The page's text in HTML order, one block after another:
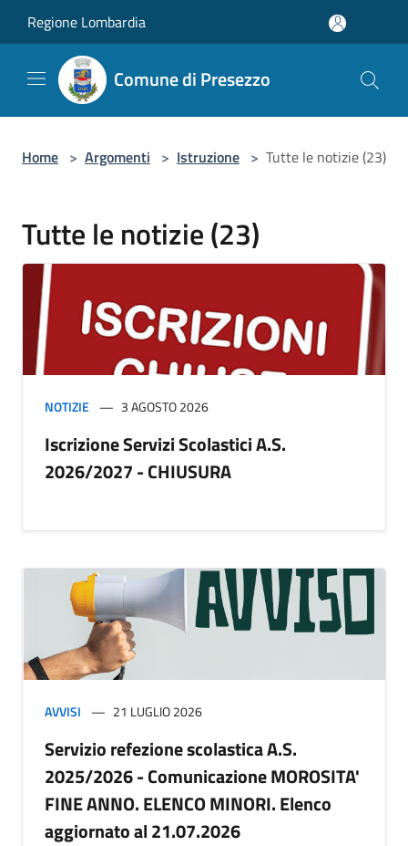
Regione Lombardia
Comune di Presezzo
Home > Argomenti > Istruzione > Tutte le notizie (23)
Tutte le notizie (23)
NOTIZIE 3 AGOSTO 2026
Iscrizione Servizi Scolastici A.S.
2026/2027 - CHIUSURA
AVVISI 21 LUGLIO 2026
Servizio refezione scolastica A.S.
2025/2026 - Comunicazione MOROSITA'
FINE ANNO. ELENCO MINORI. Elenco
aggiornato al 21.07.2026